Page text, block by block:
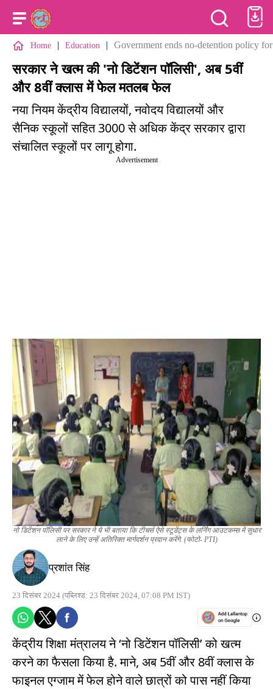
Home | Education | Government ends no-detention policy
सरकार ने खत्म की 'नो डिटेंशन पॉलिसी', अब 5वीं
और 8वीं क्लास में फेल मतलब फेल
नया नियम केंद्रीय विद्यालयों, नवोदय विद्यालयों और
सैनिक स्कूलों सहित 3000 से अधिक केंद्र सरकार द्वारा
संचालित स्कूलों पर लागू होगा.
Advertisement
नो डिटेंशन पॉलिसी पर सरकार ने ये भी बताया कि टीचर्स ऐसे स्टूडेंट्स के लर्निंग आउटकम्स में सुधार
लाने के लिए उन्हें अतिरिक्त मार्गदर्शन प्रदान करेंगे. (फोटो- PTI)
प्रशांत सिंह
23 दिसंबर 2024 (पब्लिश्ड: 23 दिसंबर 2024, 07:08 PM IST)
केंद्रीय शिक्षा मंत्रालय ने ‘नो डिटेंशन पॉलिसी’ को खत्म
करने का फैसला किया है. माने, अब 5वीं और 8वीं क्लास के
फाइनल एग्जाम में फेल होने वाले छात्रों को पास नहीं किया